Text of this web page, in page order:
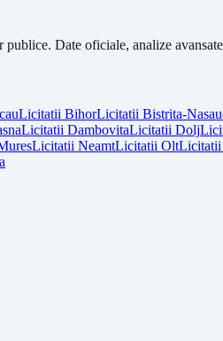
Date oficiale, analize
Licitatii BihorLicitatii Bistrita-
Licitatii DambovitaLicitatii Dolj
Licitatii NeamtLicitatii OltLicitatii